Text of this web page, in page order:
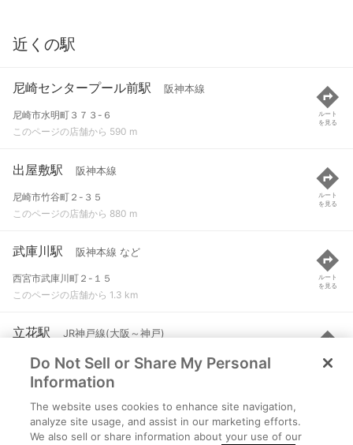
近くの駅
尼崎センタープール前駅 阪神本線
尼崎市水明町３７３-６
このページの店舗から 590 m
ルート
を見る
出屋敷駅 阪神本線
尼崎市竹谷町２-３５
このページの店舗から 880 m
ルート
を見る
武庫川駅 阪神本線 など
西宮市武庫川町２-１５
このページの店舗から 1.3 km
ルート
を見る
立花駅 JR神戸線(大阪～神戸)
尼崎市立花町１丁目
このページの店舗から 1.7 km
ルート
を見る
尼崎駅 阪神本線 など
兵庫県尼崎市東御園町93
Do Not Sell or Share My Personal
Information
The website uses cookies to enhance site navigation,
analyze site usage, and assist in our marketing efforts.
We also sell or share information about your use of our